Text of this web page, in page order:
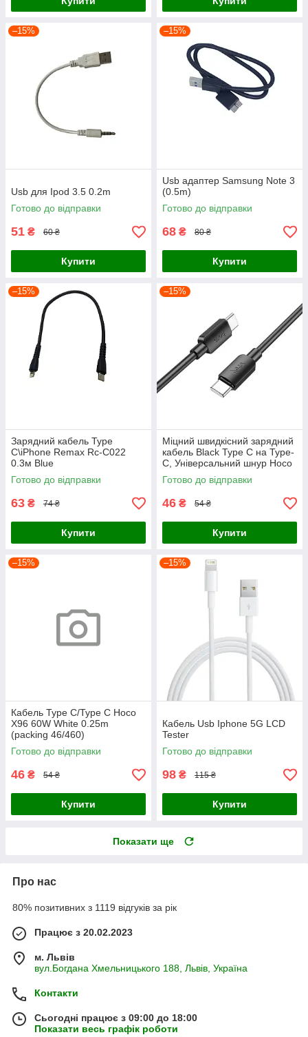
–15%
Usb для Ipod 3.5 0.2m
Готово до відправки
51 ₴ 60 ₴
Купити
–15%
Usb адаптер Samsung Note 3
(0.5m)
Готово до відправки
68 ₴ 80 ₴
Купити
–15%
Зарядний кабель Type
C\iPhone Remax Rc-C022
0.3м Blue
Готово до відправки
63 ₴ 74 ₴
Купити
–15%
Міцний швидкісний зарядний
кабель Black Type C на Type-
C, Універсальний шнур Hoco
0.25m для передачі даних
60W
Готово до відправки
46 ₴ 54 ₴
Купити
–15%
Кабель Type C/Type C Hoco
X96 60W White 0.25m
(packing 46/460)
Готово до відправки
46 ₴ 54 ₴
Купити
–15%
Кабель Usb Iphone 5G LCD
Tester
Готово до відправки
98 ₴ 115 ₴
Купити
Показати ще
Про нас
80% позитивних з 1119 відгуків за рік
Працює з 20.02.2023
м. Львів
вул.Богдана Хмельницького 188, Львів, Україна
Контакти
Сьогодні працює з 09:00 до 18:00
Показати весь графік роботи